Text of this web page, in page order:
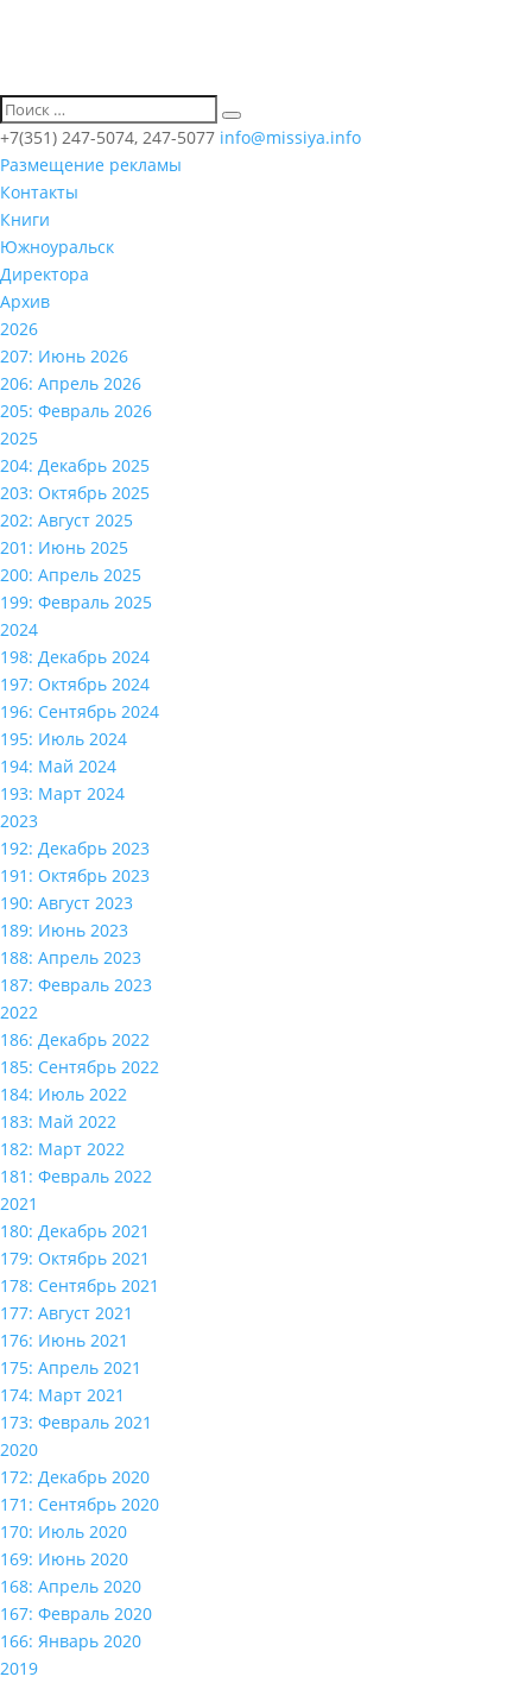
+7(351) 247-5074, 247-5077 info@missiya.info
Размещение рекламы
Контакты
Книги
Южноуральск
Директора
Архив
2026
207: Июнь 2026
206: Апрель 2026
205: Февраль 2026
2025
204: Декабрь 2025
203: Октябрь 2025
202: Август 2025
201: Июнь 2025
200: Апрель 2025
199: Февраль 2025
2024
198: Декабрь 2024
197: Октябрь 2024
196: Сентябрь 2024
195: Июль 2024
194: Май 2024
193: Март 2024
2023
192: Декабрь 2023
191: Октябрь 2023
190: Август 2023
189: Июнь 2023
188: Апрель 2023
187: Февраль 2023
2022
186: Декабрь 2022
185: Сентябрь 2022
184: Июль 2022
183: Май 2022
182: Март 2022
181: Февраль 2022
2021
180: Декабрь 2021
179: Октябрь 2021
178: Сентябрь 2021
177: Август 2021
176: Июнь 2021
175: Апрель 2021
174: Март 2021
173: Февраль 2021
2020
172: Декабрь 2020
171: Сентябрь 2020
170: Июль 2020
169: Июнь 2020
168: Апрель 2020
167: Февраль 2020
166: Январь 2020
2019